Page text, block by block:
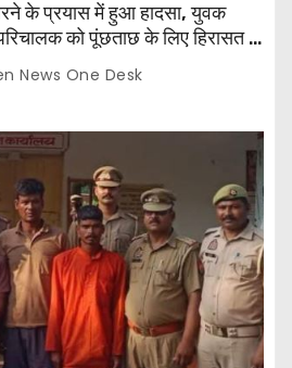
के प्रयास में हुआ हादसा, युवक
को पूंछताछ के लिए हिरासत में
News One Desk